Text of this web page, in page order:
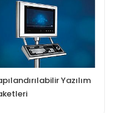
Yazılım